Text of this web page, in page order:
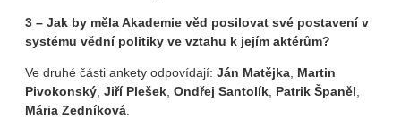
3 – Jak by měla Akademie věd posilovat své postavení v
systému vědní politiky ve vztahu k jejím aktérům?
Ve druhé části ankety odpovídají: Ján Matějka, Martin
Pivokonský, Jiří Plešek, Ondřej Santolík, Patrik Španěl,
Mária Zedníková.